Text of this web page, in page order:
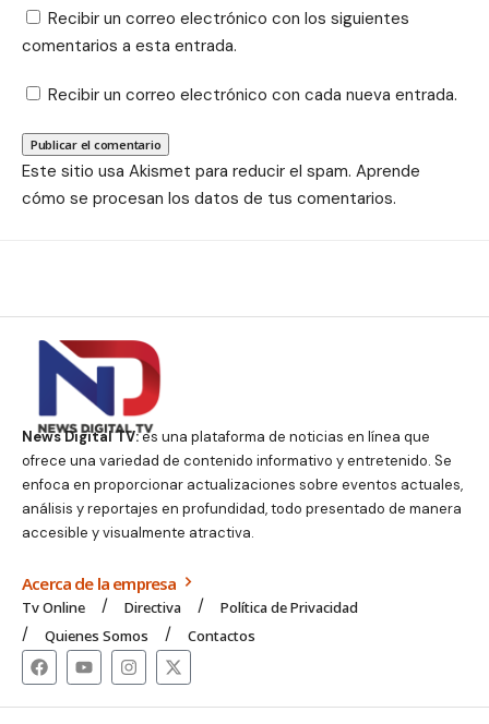
Recibir un correo electrónico con los siguientes
comentarios a esta entrada.
Recibir un correo electrónico con cada nueva entrada.
Este sitio usa Akismet para reducir el spam. Aprende
cómo se procesan los datos de tus comentarios.
News Digital TV:es una plataforma de noticias en línea que
ofrece una variedad de contenido informativo y entretenido. Se
enfoca en proporcionar actualizaciones sobre eventos actuales,
análisis y reportajes en profundidad, todo presentado de manera
accesible y visualmente atractiva.
Acerca de la empresa
Tv Online Directiva
Política de Privacidad
Quienes Somos
Contactos